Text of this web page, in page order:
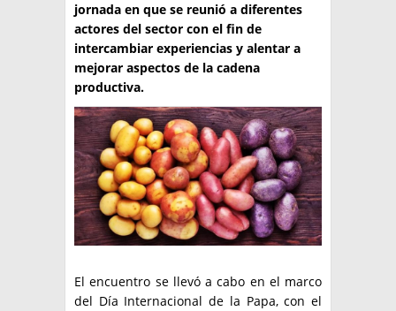
TÉCNICA
PRODUCCION
CLASIFICADOS
INTERES GENERAL
LA PAPA
RESOLUCIONES Y NORMATIVAS
ENLACES
ARGENPAPA
PUBLICIDAD
QUIENES SOMOS
CONTACTO
BUSCAR NOTICIAS
BUSCAR
jornada en que se reunió a diferentes
actores del sector con el fin de
intercambiar experiencias y alentar a
mejorar aspectos de la cadena
productiva.
El encuentro se llevó a cabo en el marco
del Día Internacional de la Papa, con el